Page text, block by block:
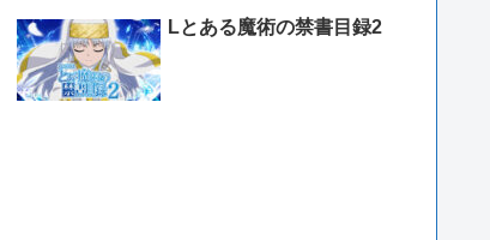
Lとある魔術の禁書目録2